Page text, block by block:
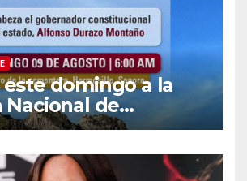
domingo a la
Nacional de
2026